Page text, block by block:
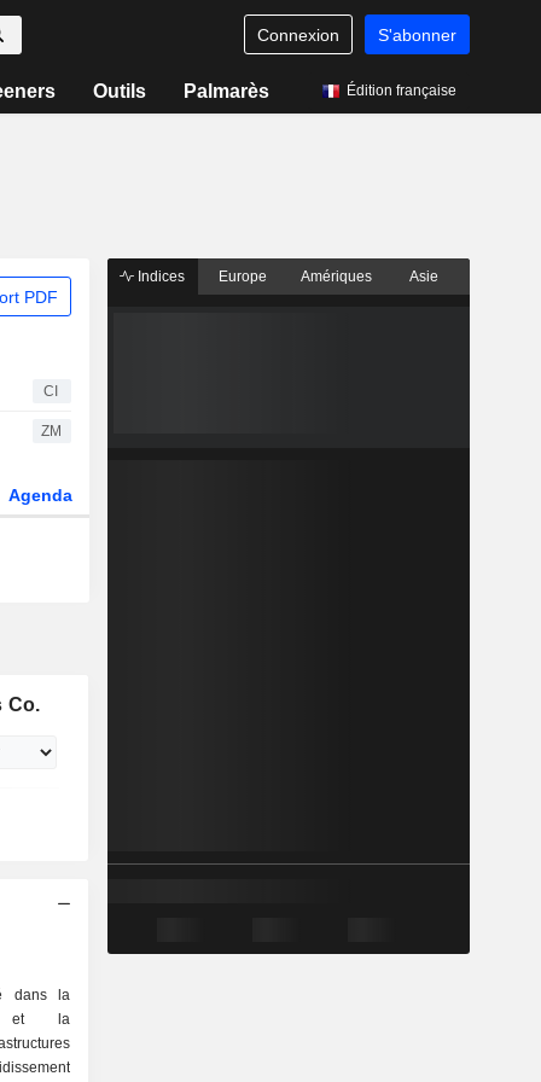
Connexion S'abonner
Outils Palmarès Édition française
PDF
CI
ZM
Agenda
Co.
dans la
et la
Indices Europe Amériques Asie